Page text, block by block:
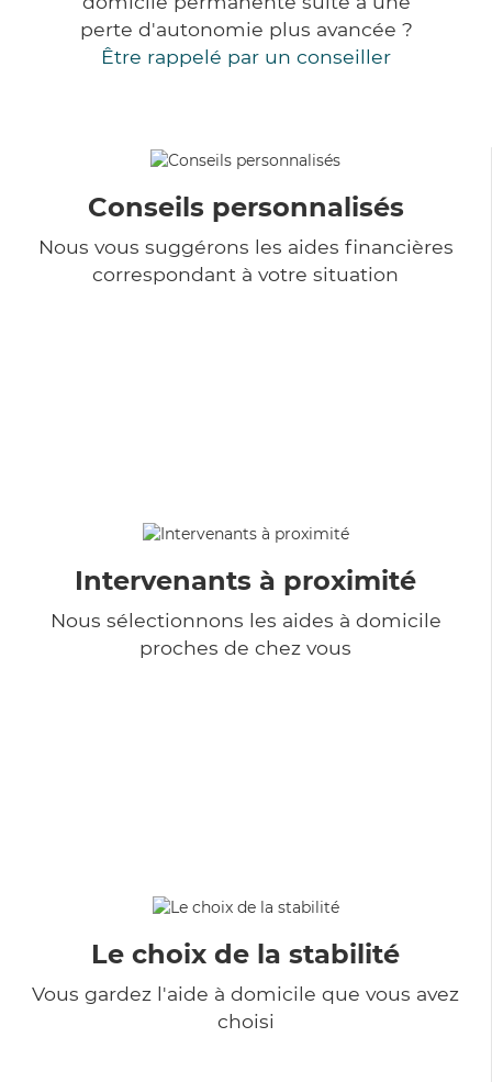
perte d'autonomie plus avancée ?
Être rappelé par un conseiller
Conseils personnalisés
Nous vous suggérons les aides financières
correspondant à votre situation
Intervenants à proximité
Nous sélectionnons les aides à domicile
proches de chez vous
Le choix de la stabilité
Vous gardez l'aide à domicile que vous avez
choisi